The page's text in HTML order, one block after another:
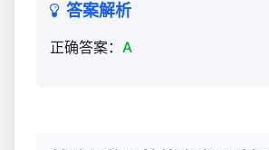
答案解析
正确答案： A